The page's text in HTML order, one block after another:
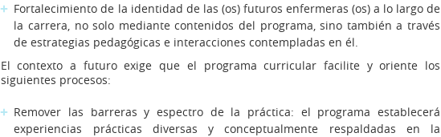
Fortalecimiento de la identidad de las (os) futuros enfermeras (os) a lo largo de
la carrera, no solo mediante contenidos del programa, sino también a través
de estrategias pedagógicas e interacciones contempladas en él.
El contexto a futuro exige que el programa curricular facilite y oriente los
siguientes procesos:
Remover las barreras y espectro de la práctica: el programa establecerá
experiencias prácticas diversas y conceptualmente respaldadas en la